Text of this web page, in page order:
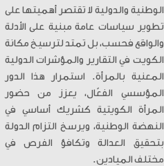
الوطنية والدولية لا تقتصر أهميتها على
تطوير سياسات عامة مبنية على الأدلة
والواقع فحسب، بل تمتد لترسيخ مكانة
الكويت في التقارير والمؤشرات الدولية
المعنية بالمرأة. ​ استمرار هذا الدور
المؤسسي الفعّال، يعزز من حضور
المرأة الكويتية كشريك أساسي في
النهضة الوطنية، ويرسخ التزام الدولة
بتحقيق العدالة وتكافؤ الفرص في
مختلف الميادين.